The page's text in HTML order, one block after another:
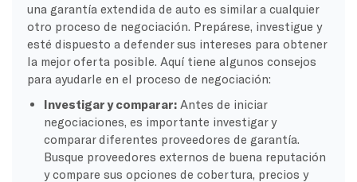
una garantía extendida de auto es similar a cualquier
otro proceso de negociación. Prepárese, investigue y
esté dispuesto a defender sus intereses para obtener
la mejor oferta posible. Aquí tiene algunos consejos
para ayudarle en el proceso de negociación:
Investigar y comparar: Antes de iniciar
negociaciones, es importante investigar y
comparar diferentes proveedores de garantía.
Busque proveedores externos de buena reputación
y compare sus opciones de cobertura, precios y